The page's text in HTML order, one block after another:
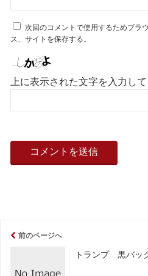
次回のコメントで使用するためブラ
ス、サイトを保存する。
上に表示された文字を入力して
前のページへ
トランプ 黒バッ